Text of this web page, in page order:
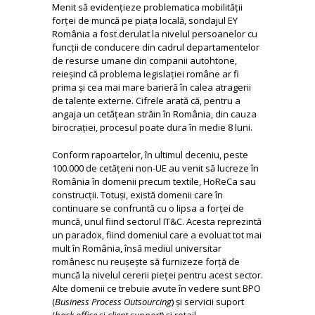
Menit să evidențieze problematica mobilității
forței de muncă pe piața locală, sondajul EY
România a fost derulat la nivelul persoanelor cu
funcții de conducere din cadrul departamentelor
de resurse umane din companii autohtone,
reieșind că problema legislației române ar fi
prima și cea mai mare barieră în calea atragerii
de talente externe. Cifrele arată că, pentru a
angaja un cetățean străin în România, din cauza
birocrației, procesul poate dura în medie 8 luni.
Conform rapoartelor, în ultimul deceniu, peste
100.000 de cetățeni non-UE au venit să lucreze în
România în domenii precum textile, HoReCa sau
construcții. Totuși, există domenii care în
continuare se confruntă cu o lipsa a forței de
muncă, unul fiind sectorul IT&C. Acesta reprezintă
un paradox, fiind domeniul care a evoluat tot mai
mult în România, însă mediul universitar
românesc nu reușește să furnizeze forță de
muncă la nivelul cererii pieței pentru acest sector.
Alte domenii ce trebuie avute în vedere sunt BPO
(Business Process Outsourcing) și servicii suport